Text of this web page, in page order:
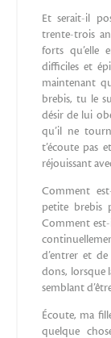
Et serait-il
trente-trois
forts qu’elle
difficiles et
maintenant
brebis, tu le
désir de lui
qu’il ne
t’écoute pas
réjouissant
Comment
petite brebis
Comment
d’entrer et
dons, lorsque
semblant
Écoute, ma
quelque